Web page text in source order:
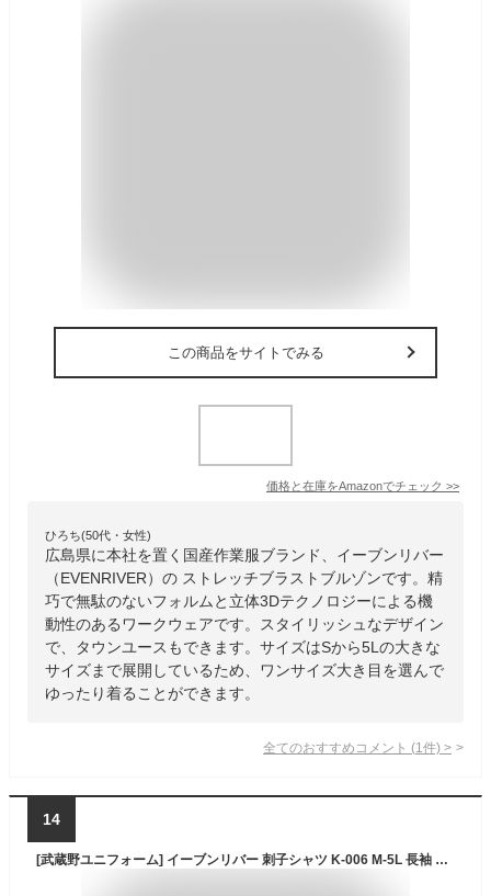
この商品をサイトでみる
価格と在庫をAmazonでチェック >>
ひろち(50代・女性)
広島県に本社を置く国産作業服ブランド、イーブンリバー
（EVENRIVER）の ストレッチブラストブルゾンです。精
巧で無駄のないフォルムと立体3Dテクノロジーによる機
動性のあるワークウェアです。スタイリッシュなデザイン
で、タウンユースもできます。サイズはSから5Lの大きな
サイズまで展開しているため、ワンサイズ大き目を選んで
ゆったり着ることができます。
全てのおすすめコメント (1 件) >
14
[武蔵野ユニフォーム] イーブンリバー 刺子シャツ K-006 M-5L 長袖 綿100% 影武者シリーズ 鳶服 鳶シャツ とび服 ドットボタン 秋冬 作業服 作業着 EVENRIVER<114-k006>(6-サラシ L)